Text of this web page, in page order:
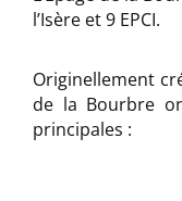
l’Isère et 9 EPCI.
Originellement
de la Bourbre
principales :